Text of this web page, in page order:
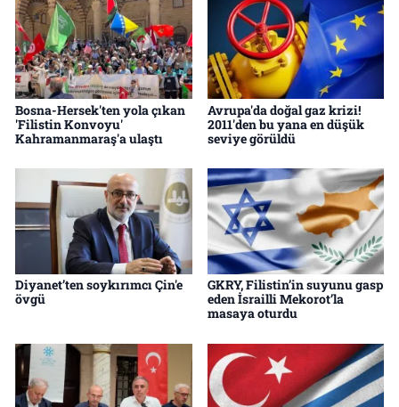
Bosna-Hersek'ten yola çıkan
'Filistin Konvoyu'
Kahramanmaraş'a ulaştı
Avrupa'da doğal gaz krizi!
2011'den bu yana en düşük
seviye görüldü
Diyanet’ten soykırımcı Çin'e
övgü
GKRY, Filistin’in suyunu gasp
eden İsrailli Mekorot’la
masaya oturdu